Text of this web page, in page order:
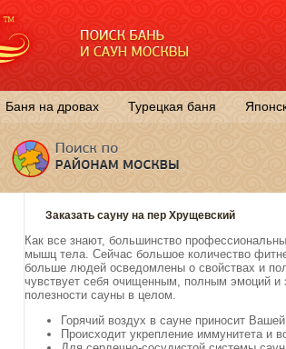
Баня на дровах Турецкая баня
Заказать сауну на пер Хрущевский
Как все знают, большинство
мышц тела. Сейчас большое количество
больше людей осведомлены о свойствах и
чувствует себя очищенным, полным эмоций
полезности сауны в целом.
Горячий воздух в сауне приносит
Происходит укрепление иммунитета и